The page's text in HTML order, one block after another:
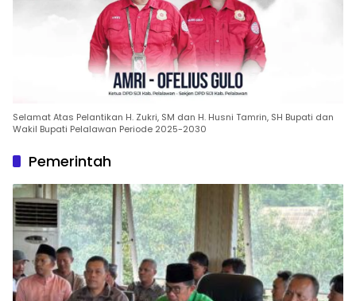
Selamat Atas Pelantikan H. Zukri, SM dan H. Husni Tamrin, SH Bupati dan
Wakil Bupati Pelalawan Periode 2025-2030
Pemerintah